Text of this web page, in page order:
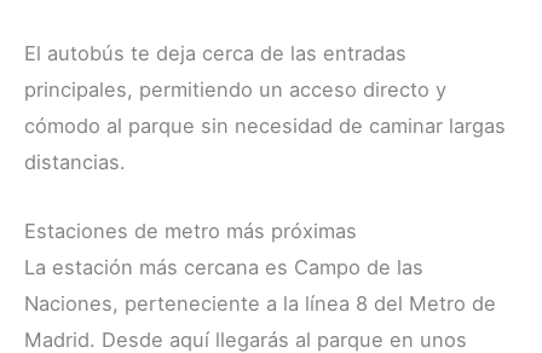
El autobús te deja cerca de las entradas
principales, permitiendo un acceso directo y
cómodo al parque sin necesidad de caminar largas
distancias.
Estaciones de metro más próximas
La estación más cercana es Campo de las
Naciones, perteneciente a la línea 8 del Metro de
Madrid. Desde aquí llegarás al parque en unos